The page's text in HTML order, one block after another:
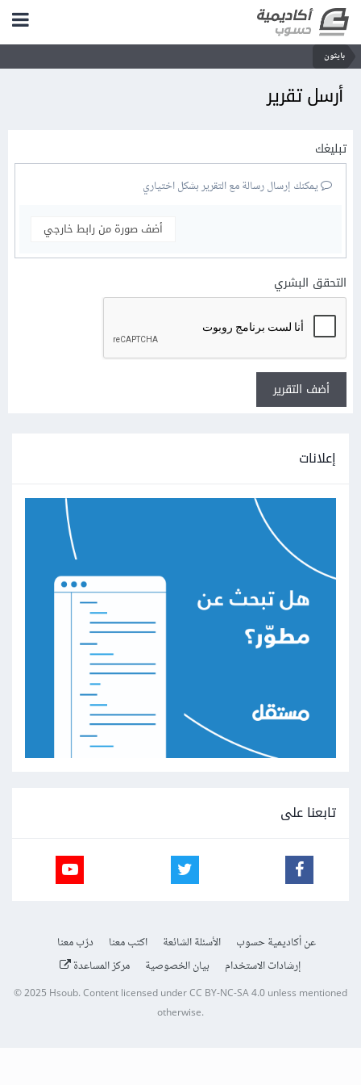
بايثون
أرسل تقرير
تبليغك
يمكنك إرسال رسالة مع التقرير بشكل اختياري
أضف صورة من رابط خارجي
التحقق البشري
أضف التقرير
إعلانات
تابعنا على
عن أكاديمية حسوب الأسئلة الشائعة اكتب معنا
درّب معنا
إرشادات الاستخدام
بيان الخصوصية مركز المساعدة
© 2025 Hsoub.Content licensed underCC BY-NC-SA 4.0unless mentioned
otherwise.